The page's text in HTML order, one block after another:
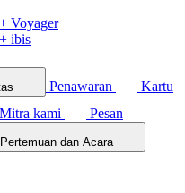
Voyager
ibis
Penawaran
Kartu
Mitra kami
Pesan
Pertemuan dan Acara